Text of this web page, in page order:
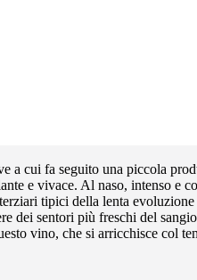
a cui fa seguito una piccola
e vivace. Al naso, intenso e
tipici della lenta
dei sentori più freschi del
vino, che si arricchisce col